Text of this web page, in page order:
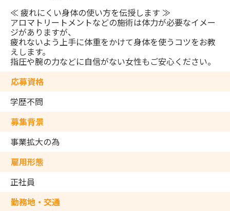
≪ 疲れにくい身体の使い方を伝授します ≫
アロマトリートメントなどの施術は体力が必要なイメー
ジがありますが、
疲れないよう上手に体重をかけて身体を使うコツをお教
えします。
指圧や腕の力などに自信がない女性もご安心ください。
応募資格
学歴不問
募集背景
事業拡大の為
雇用形態
正社員
勤務地・交通